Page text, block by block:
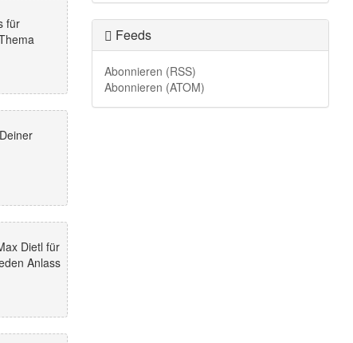
für
Dietl für
Anlass
Feeds
Abonnieren (RSS)
Abonnieren (ATOM)